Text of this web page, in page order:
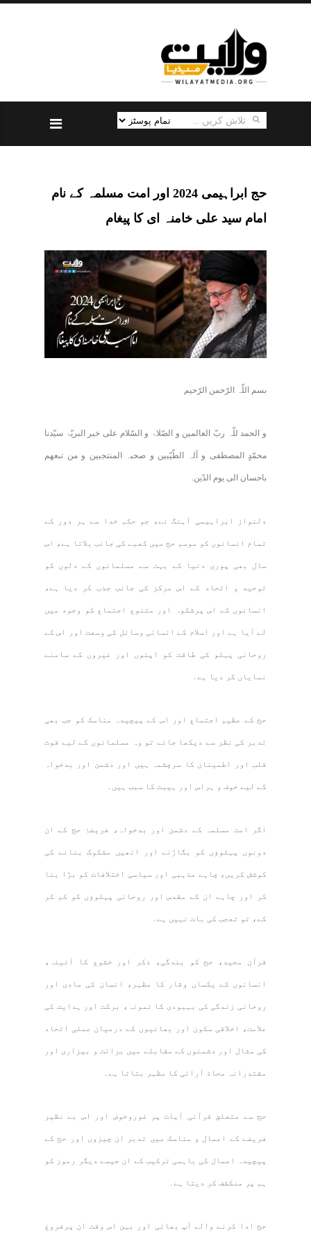
حج ابراہیمی 2024 اور امت مسلمہ کے نام
امام سید علی خامنہ ای کا پیغام
بسم اللّہ الرّحمن الرّحیم
و الحمد للّہ ربّ العالمین و الصّلاۃ و السّلام علی خیر البریّۃ سیّدنا
محمّدٍ المصطفی و آلہ الطّیّبین و صحبہ المنتجبین و من تبعھم
باحسان الی یوم الدّین.
دلنواز ابراہیمی آہنگ نے، جو حکم خدا سے ہر دور کے
تمام انسانوں کو موسم حج میں کعبے کی جانب بلاتا ہے، اس
سال بھی پوری دنیا کے بہت سے مسلمانوں کے دلوں کو
توحید و اتحاد کے اس مرکز کی جانب جذب کر دیا ہے،
انسانوں کے اس پرشکوہ اور متنوع اجتماع کو وجود میں
لے آیا ہے اور اسلام کے انسانی وسائل کی وسعت اور اس کے
روحانی پہلو کی طاقت کو اپنوں اور غیروں کے سامنے
نمایاں کر دیا ہے۔
حج کے عظیم اجتماع اور اس کے پیچیدہ مناسک کو جب بھی
تدبر کی نظر سے دیکھا جائے تو وہ مسلمانوں کے لیے قوت
قلب اور اطمینان کا سرچشمہ ہیں اور دشمن اور بدخواہ
کے لیے خوف و ہراس اور ہیبت کا سبب ہیں۔
اگر امت مسلمہ کے دشمن اور بدخواہ، فریضۂ حج کے ان
دونوں پہلوؤں کو بگاڑنے اور انھیں مشکوک بنانے کی
کوشش کریں، چاہے مذہبی اور سیاسی اختلافات کو بڑا بنا
کر اور چاہے ان کے مقدس اور روحانی پہلوؤں کو کم کر
کے، تو تعجب کی بات نہیں ہے۔
قرآن مجید، حج کو بندگی، ذکر اور خشوع کا آئینہ،
انسانوں کے یکساں وقار کا مظہر، انسان کی مادی اور
روحانی زندگی کی بہبودی کا نمونہ، برکت اور ہدایت کی
علامت، اخلاقی سکون اور بھائیوں کے درمیان عملی اتحاد
کی مثال اور دشمنوں کے مقابلے میں برائت و بیزاری اور
مقتدرانہ محاذ آرائی کا مظہر بتاتا ہے۔
حج سے متعلق قرآنی آیات پر غوروخوض اور اس بے نظیر
فریضے کے اعمال و مناسک میں تدبر ان چیزوں اور حج کے
پیچیدہ اعمال کی باہمی ترکیب کے ان جیسے دیگر رموز کو
ہم پر منکشف کر دیتا ہے۔
حج ادا کرنے والے آپ بھائی اور بہن اس وقت ان پرفروغ